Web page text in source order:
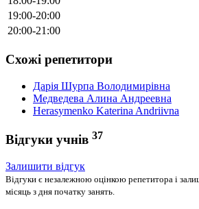
19:00-20:00
20:00-21:00
Схожі репетитори
Дарія Шурпа Володимирівна
Медведева Алина Андреевна
Herasymenko Katerina Andriivna
Відгуки учнів 37
Залишити відгук
Відгуки є незалежною оцінкою репетитора і
місяць з дня початку занять.